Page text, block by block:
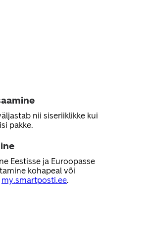
nii siseriiklikke kui
pakke.
Eestisse ja Euroopasse
kohapeal või
my.smartposti.ee.